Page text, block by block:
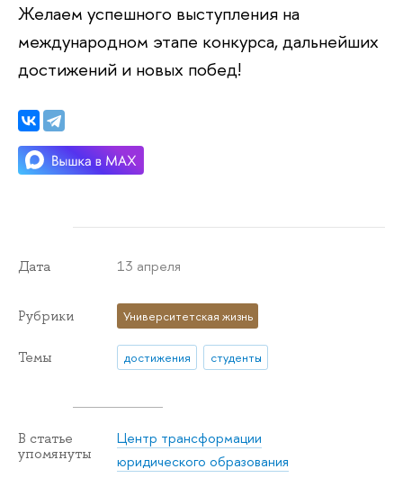
Желаем успешного выступления на
международном этапе конкурса, дальнейших
достижений и новых побед!
Дата 13 апреля
Рубрики Университетская жизнь
Темы достижения студенты
В статье
упомянуты
Центр трансформации
юридического образования